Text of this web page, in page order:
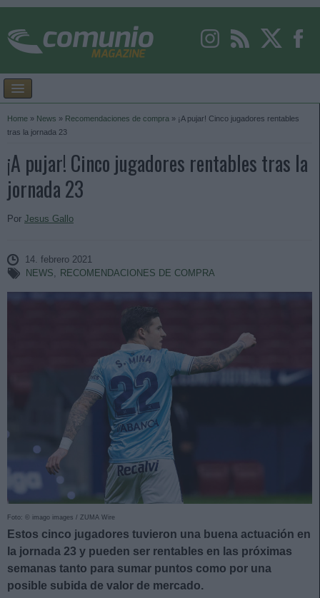
Home » News » Recomendaciones de compra » ¡A pujar! Cinco jugadores rentables
tras la jornada 23
¡A pujar! Cinco jugadores rentables tras la
jornada 23
Por Jesus Gallo
14. febrero 2021
NEWS, RECOMENDACIONES DE COMPRA
Foto: © imago images / ZUMA Wire
Estos cinco jugadores tuvieron una buena actuación en
la jornada 23 y pueden ser rentables en las próximas
semanas tanto para sumar puntos como por una
posible subida de valor de mercado.